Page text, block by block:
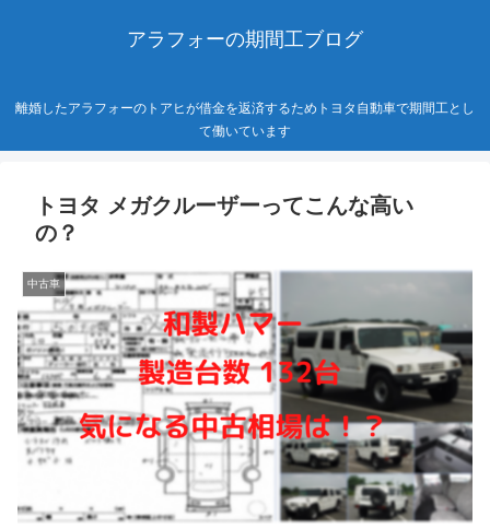
アラフォーの期間工ブログ
離婚したアラフォーのトアヒが借金を返済するためトヨタ自動車で期間工とし
て働いています
トヨタ メガクルーザーってこんな高い
の？
中古車